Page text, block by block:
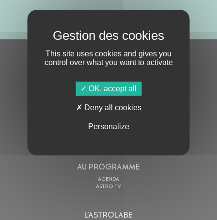
S'ABONNER À LA NEWSLETTER
AU PROGRAMME
AGENDA
ASTRO TV
L’ASTROLABE
This site uses cookies and gives you
control over what you want to activate
OK, accept all
Deny all cookies
Personalize